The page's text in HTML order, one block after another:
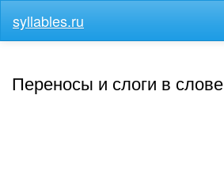
syllables.ru
Переносы и слоги в